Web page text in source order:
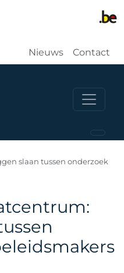
Nieuws Contact
slaan tussen onderzoek